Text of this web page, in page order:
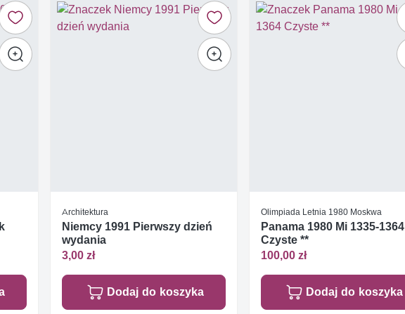
Architektura
Niemcy 1991 Pierwszy dzień
wydania
3,00 zł
Dodaj do koszyka
Olimpiada Letnia 1980 Moskwa
Panama 1980 Mi 1335-1364
Czyste **
100,00 zł
Dodaj do koszyka